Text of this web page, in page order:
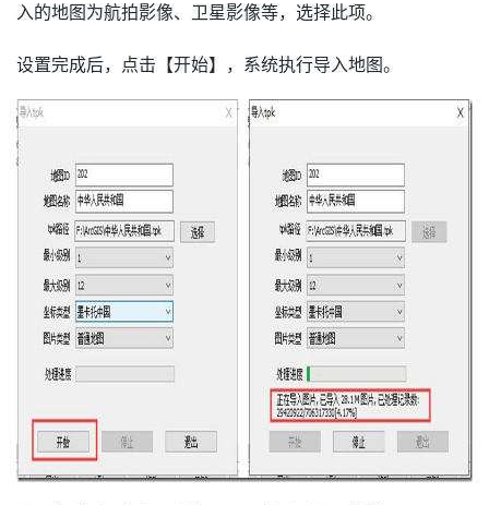
入的地图为航拍影像、卫星影像等，选择此项。
设置完成后，点击【开始】，系统执行导入地图。